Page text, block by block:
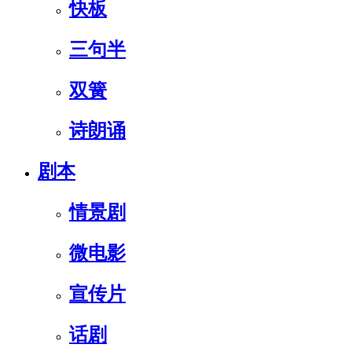
快板
三句半
双簧
诗朗诵
剧本
情景剧
微电影
宣传片
话剧